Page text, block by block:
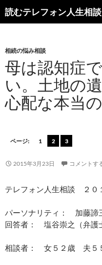
読むテレフォン人生相談
相続の悩み相談
母は認知症
い。土地の
心配な本当
ページ: 1 2 3
2015年3月23日 コメントす
テレフォン人生相談 ２
パーソナリティ： 加藤諦
回答者： 塩谷崇之（弁護
相談者： 女５２歳 夫５